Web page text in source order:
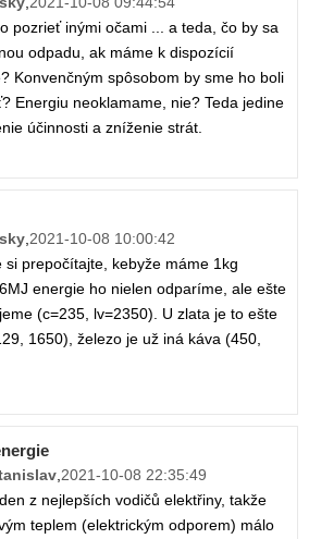
pozrieť inými očami ... a teda, čo by sa
odpadu, ak máme k dispozícií
Konvenčným spôsobom by sme ho boli
Energiu neoklamame, nie? Teda jedine
účinnosti a zníženie strát.
2021-10-08 10:00:42
si prepočítajte, kebyže máme 1kg
energie ho nielen odparíme, ale ešte
(c=235, lv=2350). U zlata je to ešte
1650), železo je už iná káva (450,
2021-10-08 22:35:49
z nejlepších vodičů elektřiny, takže
teplem (elektrickým odporem) málo